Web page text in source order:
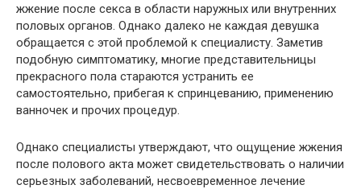
жжение после секса в области наружных или внутренних
половых органов. Однако далеко не каждая девушка
обращается с этой проблемой к специалисту. Заметив
подобную симптоматику, многие представительницы
прекрасного пола стараются устранить ее
самостоятельно, прибегая к спринцеванию, применению
ванночек и прочих процедур.
Однако специалисты утверждают, что ощущение жжения
после полового акта может свидетельствовать о наличии
серьезных заболеваний, несвоевременное лечение